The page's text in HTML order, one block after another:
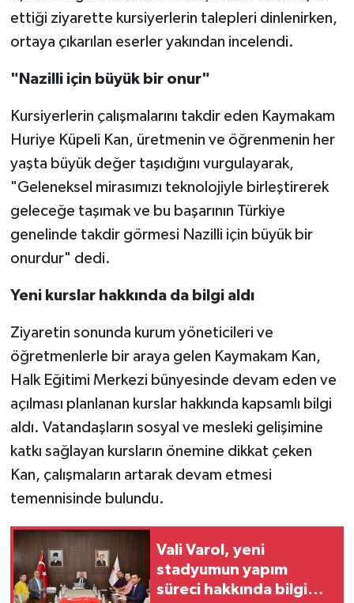
ettiği ziyarette kursiyerlerin talepleri dinlenirken,
ortaya çıkarılan eserler yakından incelendi.
"Nazilli için büyük bir onur"
Kursiyerlerin çalışmalarını takdir eden Kaymakam
Huriye Küpeli Kan, üretmenin ve öğrenmenin her
yaşta büyük değer taşıdığını vurgulayarak,
"Geleneksel mirasımızı teknolojiyle birleştirerek
geleceğe taşımak ve bu başarının Türkiye
genelinde takdir görmesi Nazilli için büyük bir
onurdur" dedi.
Yeni kurslar hakkında da bilgi aldı
Ziyaretin sonunda kurum yöneticileri ve
öğretmenlerle bir araya gelen Kaymakam Kan,
Halk Eğitimi Merkezi bünyesinde devam eden ve
açılması planlanan kurslar hakkında kapsamlı bilgi
aldı. Vatandaşların sosyal ve mesleki gelişimine
katkı sağlayan kursların önemine dikkat çeken
Kan, çalışmaların artarak devam etmesi
temennisinde bulundu.
Vali Varol, yeni
stadyumun yapım
süreci hakkında bilgi